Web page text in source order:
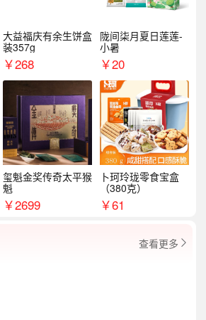
大益福庆有余生饼盒
装357g
￥268
陇间柒月夏日莲莲-
小暑
￥20
玺魁金奖传奇太平猴
魁
￥2699
卜珂玲珑零食宝盒
（380克）
￥61
查看更多 